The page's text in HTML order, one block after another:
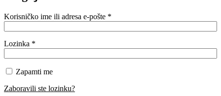
Korisničko ime ili adresa e-pošte *
Lozinka *
Zapamti me
Zaboravili ste lozinku?